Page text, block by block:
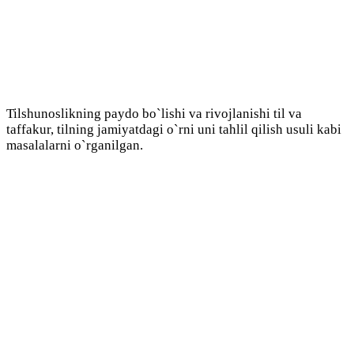
Tilshunoslikning paydo bo`lishi va rivojlanishi til va
taffakur, tilning jamiyatdagi o`rni uni tahlil qilish usuli kabi
masalalarni o`rganilgan.